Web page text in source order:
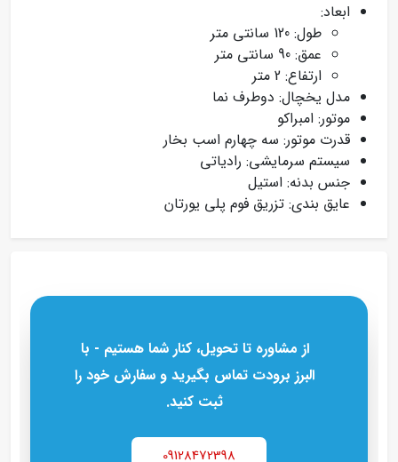
ابعاد:
طول: 120 سانتی متر
عمق: 90 سانتی متر
ارتفاع: 2 متر
مدل یخچال: دوطرف نما
موتور: امبراکو
قدرت موتور: سه چهارم اسب بخار
سیستم سرمایشی: رادیاتی
جنس بدنه: استیل
عایق بندی: تزریق فوم پلی یورتان
از مشاوره تا تحویل، کنار شما هستیم - با
البرز برودت تماس بگیرید و سفارش خود را
ثبت کنید.
09128472398